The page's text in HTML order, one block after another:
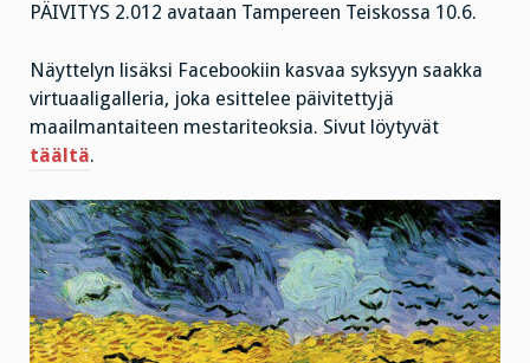
PÄIVITYS 2.012 avataan Tampereen Teiskossa 10.6.
Näyttelyn lisäksi Facebookiin kasvaa syksyyn saakka
virtuaaligalleria, joka esittelee päivitettyjä
maailmantaiteen mestariteoksia. Sivut löytyvät
täältä.